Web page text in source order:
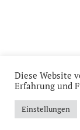
Diese Website
Erfahrung und
Einstellungen